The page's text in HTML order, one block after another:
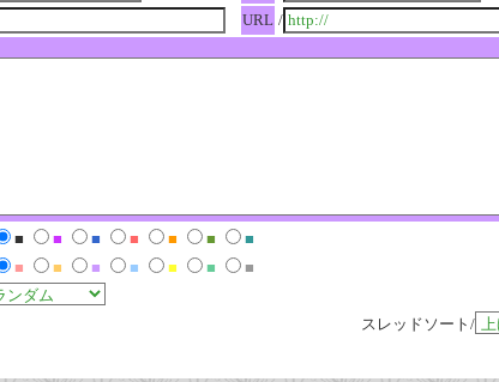
URL /
■ ■ ■ ■ ■ ■
■
■ ■ ■ ■ ■ ■
■
スレッドソート/